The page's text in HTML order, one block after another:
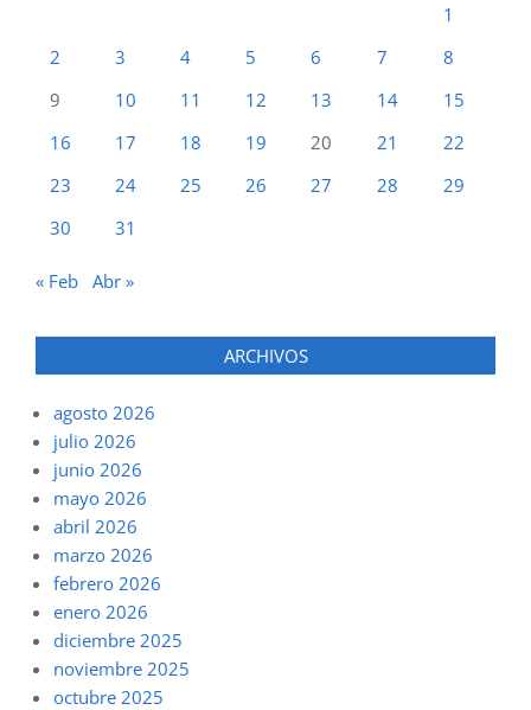
1
2
3 4 5 6 7
8
9
10 11 12 13 14
15
16
17 18 19 20 21
22
23
24 25 26 27 28
29
30
31
« Feb Abr »
ARCHIVOS
agosto 2026
julio 2026
junio 2026
mayo 2026
abril 2026
marzo 2026
febrero 2026
enero 2026
diciembre 2025
noviembre 2025
octubre 2025